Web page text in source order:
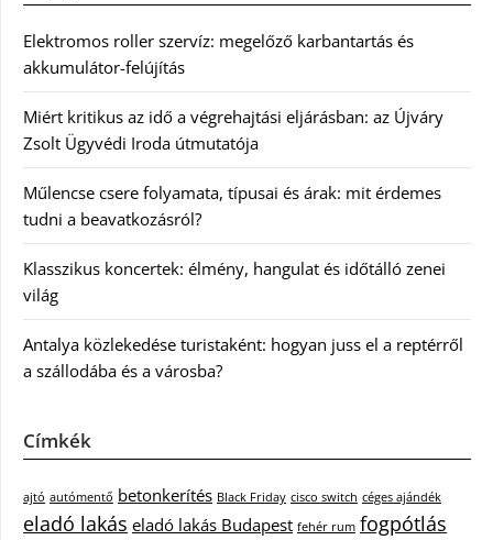
Elektromos roller szervíz: megelőző karbantartás és
akkumulátor-felújítás
Miért kritikus az idő a végrehajtási eljárásban: az Újváry
Zsolt Ügyvédi Iroda útmutatója
Műlencse csere folyamata, típusai és árak: mit érdemes
tudni a beavatkozásról?
Klasszikus koncertek: élmény, hangulat és időtálló zenei
világ
Antalya közlekedése turistaként: hogyan juss el a reptérről
a szállodába és a városba?
Címkék
ajtó autómentő betonkerítés Black Friday cisco switch céges ajándék
eladó lakás eladó lakás Budapest fehér rum fogpótlás